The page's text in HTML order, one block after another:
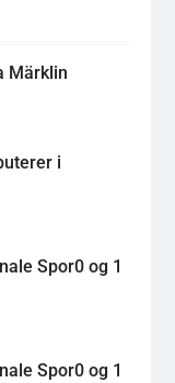
Märklin
i
Spor0 og 1
Spor0 og 1